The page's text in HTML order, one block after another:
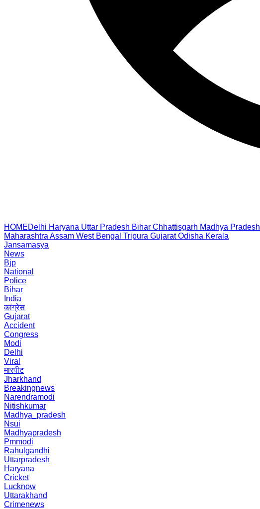
HOMEDelhi Haryana Uttar Pradesh Bihar Chhattisgarh Madhya Pradesh
Maharashtra Assam West Bengal Tripura Gujarat Odisha Kerala
Jansamasya
News
Bjp
National
Police
Bihar
India
कांग्रेस
Gujarat
Accident
Congress
Modi
Delhi
Viral
मारपीट
Jharkhand
Breakingnews
Narendramodi
Nitishkumar
Madhya_pradesh
Nsui
Madhyapradesh
Pmmodi
Rahulgandhi
Uttarpradesh
Haryana
Cricket
Lucknow
Uttarakhand
Crimenews